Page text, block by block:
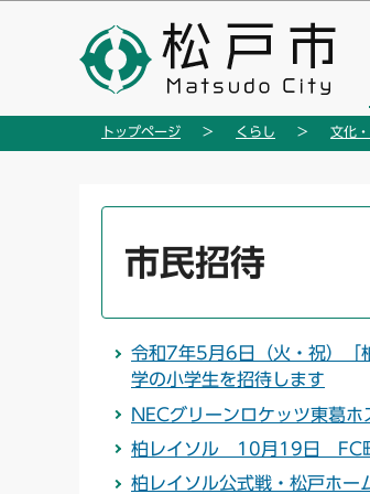
の
トップページ くらし 文化
ら
市民招待
令和7年5月6日（火・祝）「
学の小学生を招待します
NECグリーンロケッツ東葛ホ
柏レイソル 10月19日 FC町
柏レイソル公式戦・松戸ホー